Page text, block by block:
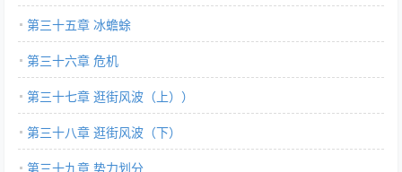
第三十五章 冰蟾蜍
第三十六章 危机
第三十七章 逛街风波（上））
第三十八章 逛街风波（下）
第三十九章 势力划分